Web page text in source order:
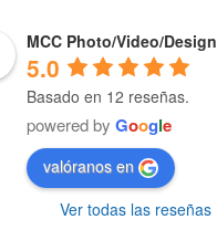
MCC Photo/Video/Design
5.0
Basado en 12 reseñas.
powered by Google
valóranos en
Ver todas las reseñas